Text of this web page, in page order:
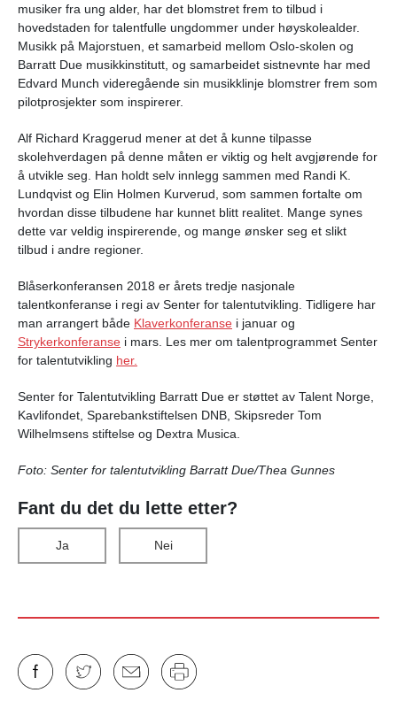
musiker fra ung alder, har det blomstret frem to tilbud i
hovedstaden for talentfulle ungdommer under høyskolealder.
Musikk på Majorstuen, et samarbeid mellom Oslo-skolen og
Barratt Due musikkinstitutt, og samarbeidet sistnevnte har med
Edvard Munch videregående sin musikklinje blomstrer frem som
pilotprosjekter som inspirerer.
Alf Richard Kraggerud mener at det å kunne tilpasse
skolehverdagen på denne måten er viktig og helt avgjørende for
å utvikle seg. Han holdt selv innlegg sammen med Randi K.
Lundqvist og Elin Holmen Kurverud, som sammen fortalte om
hvordan disse tilbudene har kunnet blitt realitet. Mange synes
dette var veldig inspirerende, og mange ønsker seg et slikt
tilbud i andre regioner.
Blåserkonferansen 2018 er årets tredje nasjonale
talentkonferanse i regi av Senter for talentutvikling. Tidligere har
man arrangert både Klaverkonferanse i januar og
Strykerkonferanse i mars. Les mer om talentprogrammet Senter
for talentutvikling her.
Senter for Talentutvikling Barratt Due er støttet av Talent Norge,
Kavlifondet, Sparebankstiftelsen DNB, Skipsreder Tom
Wilhelmsens stiftelse og Dextra Musica.
Foto: Senter for talentutvikling Barratt Due/Thea Gunnes
Fant du det du lette etter?
Ja Nei